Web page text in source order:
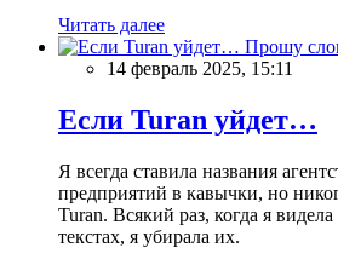
Читать далее
Прошу
14 февраль 2025, 15:11
Если Turan уйдет…
Я всегда ставила названия
предприятий в кавычки, но
Turan. Всякий раз, когда я
текстах, я убирала их.